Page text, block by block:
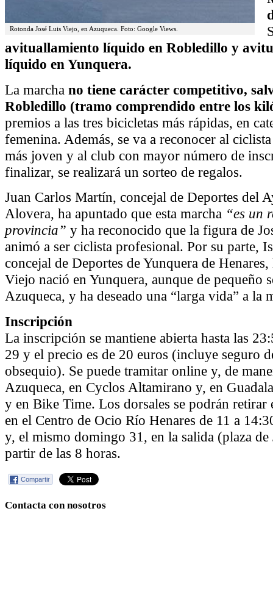
Rotonda José Luis Viejo, en Azuqueca. Foto: Google Views.
avituallamiento líquido en Robledillo y
líquido en Yunquera.
La marcha no tiene carácter competitivo,
Robledillo (tramo comprendido entre los
premios a las tres bicicletas más rápidas, en
femenina. Además, se va a reconocer al
más joven y al club con mayor número de
finalizar, se realizará un sorteo de regalos.
Juan Carlos Martín, concejal de Deportes del
Alovera, ha apuntado que esta marcha “es un
provincia” y ha reconocido que la figura de
animó a ser ciclista profesional. Por su parte,
concejal de Deportes de Yunquera de
Viejo nació en Yunquera, aunque de pequeño
Azuqueca, y ha deseado una “larga vida” a la
Inscripción
La inscripción se mantiene abierta hasta las
29 y el precio es de 20 euros (incluye seguro
obsequio). Se puede tramitar online y, de
Azuqueca, en Cyclos Altamirano y, en
y en Bike Time. Los dorsales se podrán retirar
en el Centro de Ocio Río Henares de 11 a
y, el mismo domingo 31, en la salida (plaza
partir de las 8 horas.
Compartir
Contacta con nosotros